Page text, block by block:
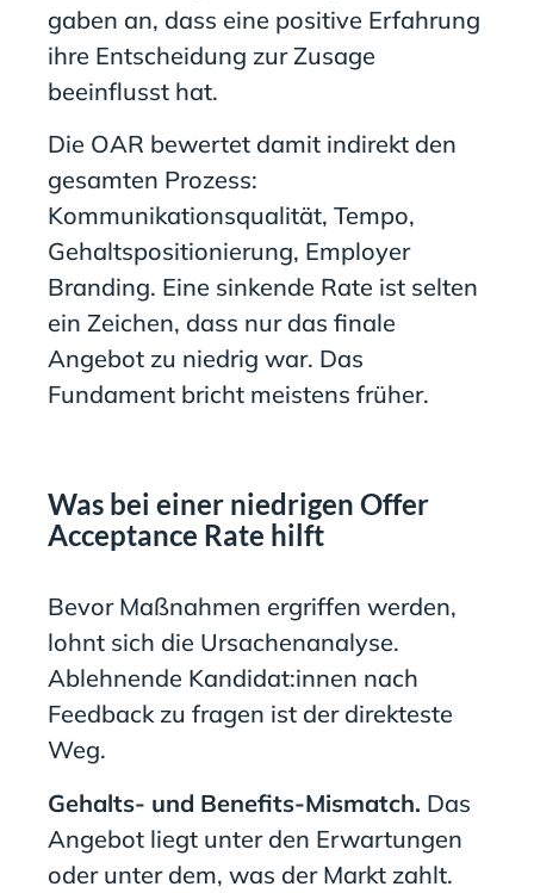
gaben an, dass eine positive Erfahrung
ihre Entscheidung zur Zusage
beeinflusst hat.
Die OAR bewertet damit indirekt den
gesamten Prozess:
Kommunikationsqualität, Tempo,
Gehaltspositionierung, Employer
Branding. Eine sinkende Rate ist selten
ein Zeichen, dass nur das finale
Angebot zu niedrig war. Das
Fundament bricht meistens früher.
Was bei einer niedrigen Offer
Acceptance Rate hilft
Bevor Maßnahmen ergriffen werden,
lohnt sich die Ursachenanalyse.
Ablehnende Kandidat:innen nach
Feedback zu fragen ist der direkteste
Weg.
Gehalts- und Benefits-Mismatch. Das
Angebot liegt unter den Erwartungen
oder unter dem, was der Markt zahlt.